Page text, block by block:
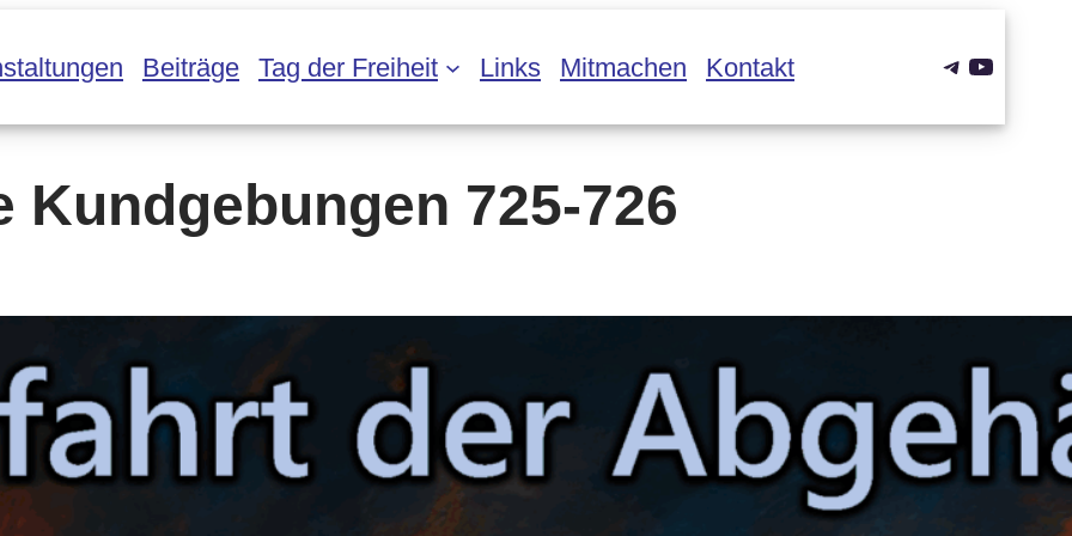
Beiträge Tag der Freiheit Links Mitmachen Kontakt Telegram
Kundgebungen 725-726